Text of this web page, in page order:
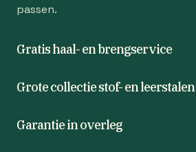
passen.
Gratis haal- en brengservice
Grote collectie stof- en leerstalen
Garantie in overleg